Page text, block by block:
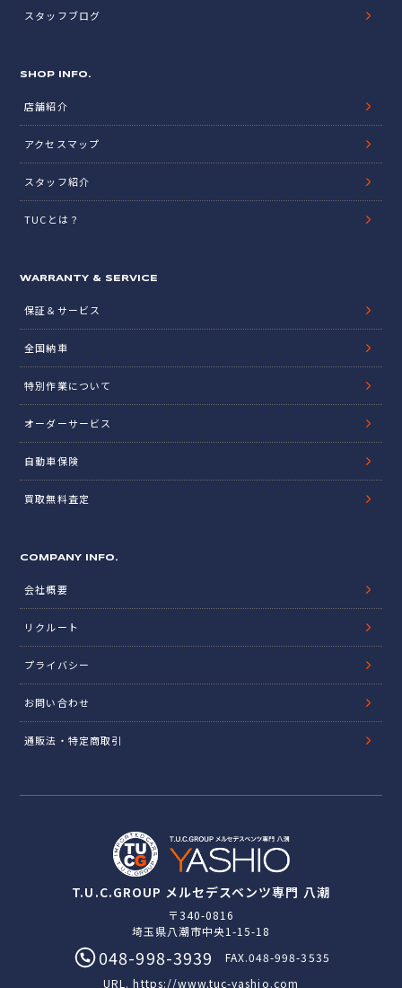
スタッフブログ
SHOP INFO.
店舗紹介
アクセスマップ
スタッフ紹介
TUCとは？
WARRANTY & SERVICE
保証＆サービス
全国納車
特別作業について
オーダーサービス
自動車保険
買取無料査定
COMPANY INFO.
会社概要
リクルート
プライバシー
お問い合わせ
通販法・特定商取引
T.U.C.GROUP メルセデスベンツ専門 八潮
〒340-0816
埼玉県八潮市中央1-15-18
048-998-3939
FAX.048-998-3535
URL.https://www.tuc-yashio.com